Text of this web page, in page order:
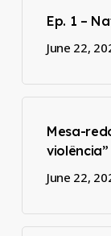
Ep. 1 –
June 22,
Mesa-
violência”
June 22,